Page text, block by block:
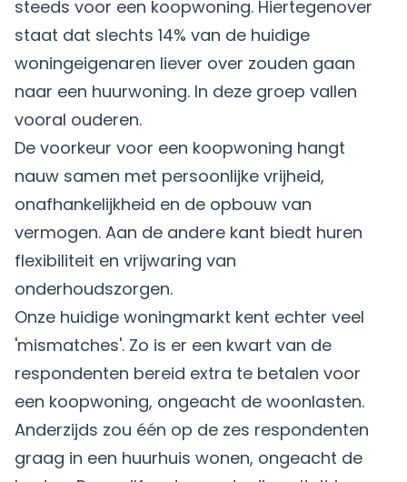
steeds voor een koopwoning. Hiertegenover
staat dat slechts 14% van de huidige
woningeigenaren liever over zouden gaan
naar een huurwoning. In deze groep vallen
vooral ouderen.
De voorkeur voor een koopwoning hangt
nauw samen met persoonlijke vrijheid,
onafhankelijkheid en de opbouw van
vermogen. Aan de andere kant biedt huren
flexibiliteit en vrijwaring van
onderhoudszorgen.
Onze huidige woningmarkt kent echter veel
'mismatches'. Zo is er een kwart van de
respondenten bereid extra te betalen voor
een koopwoning, ongeacht de woonlasten.
Anderzijds zou één op de zes respondenten
graag in een huurhuis wonen, ongeacht de